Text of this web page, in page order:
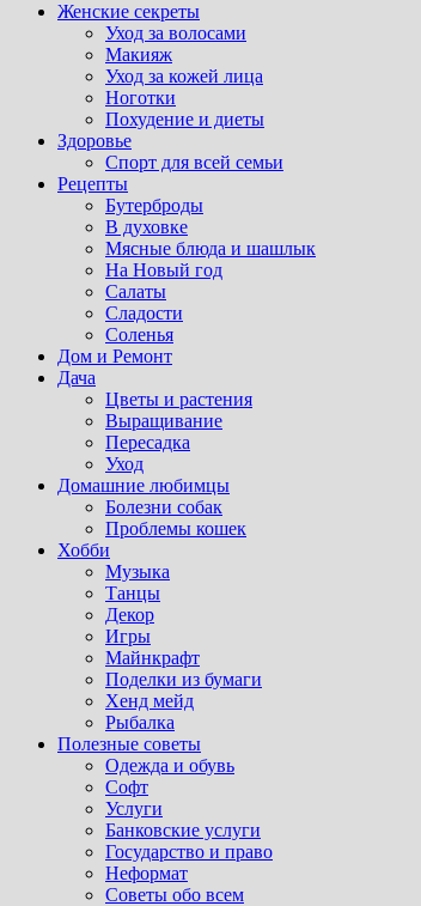
Женские секреты
Уход за волосами
Макияж
Уход за кожей лица
Ноготки
Похудение и диеты
Здоровье
Спорт для всей семьи
Рецепты
Бутерброды
В духовке
Мясные блюда и шашлык
На Новый год
Салаты
Сладости
Соленья
Дом и Ремонт
Дача
Цветы и растения
Выращивание
Пересадка
Уход
Домашние любимцы
Болезни собак
Проблемы кошек
Хобби
Музыка
Танцы
Декор
Игры
Майнкрафт
Поделки из бумаги
Хенд мейд
Рыбалка
Полезные советы
Одежда и обувь
Софт
Услуги
Банковские услуги
Государство и право
Неформат
Советы обо всем